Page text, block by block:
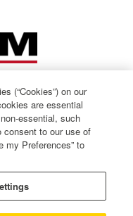
(“Cookies”) on our
are essential
essential, such
consent to our use of
my Preferences” to